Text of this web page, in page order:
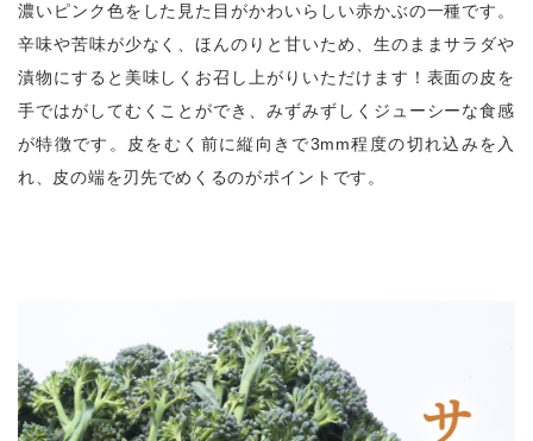
濃いピンク色をした見た目がかわいらしい赤かぶの一種です。
辛味や苦味が少なく、ほんのりと甘いため、生のままサラダや
漬物にすると美味しくお召し上がりいただけます！表面の皮を
手ではがしてむくことができ、みずみずしくジューシーな食感
が特徴です。皮をむく前に縦向きで3mm程度の切れ込みを入
れ、皮の端を刃先でめくるのがポイントです。